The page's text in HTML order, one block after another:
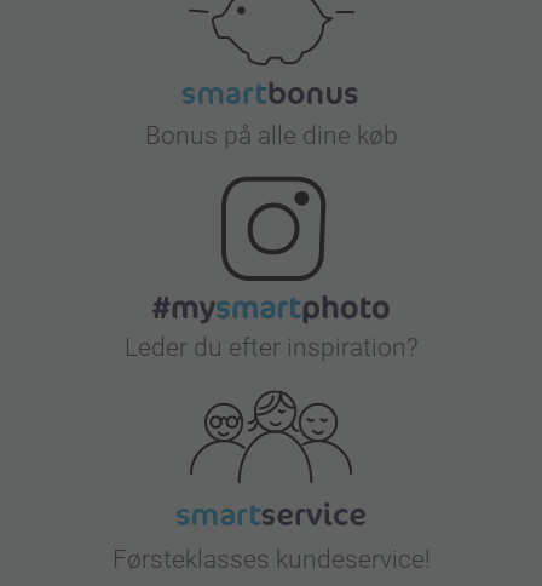
Bonus på alle dine køb
Leder du efter inspiration?
Førsteklasses kundeservice!